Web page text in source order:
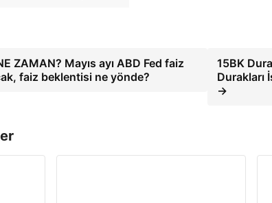
ZAMAN? Mayıs ayı ABD Fed faiz
faiz beklentisi ne yönde?
15BK
Durakları
→